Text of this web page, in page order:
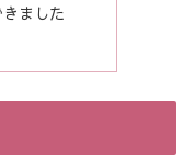
ました